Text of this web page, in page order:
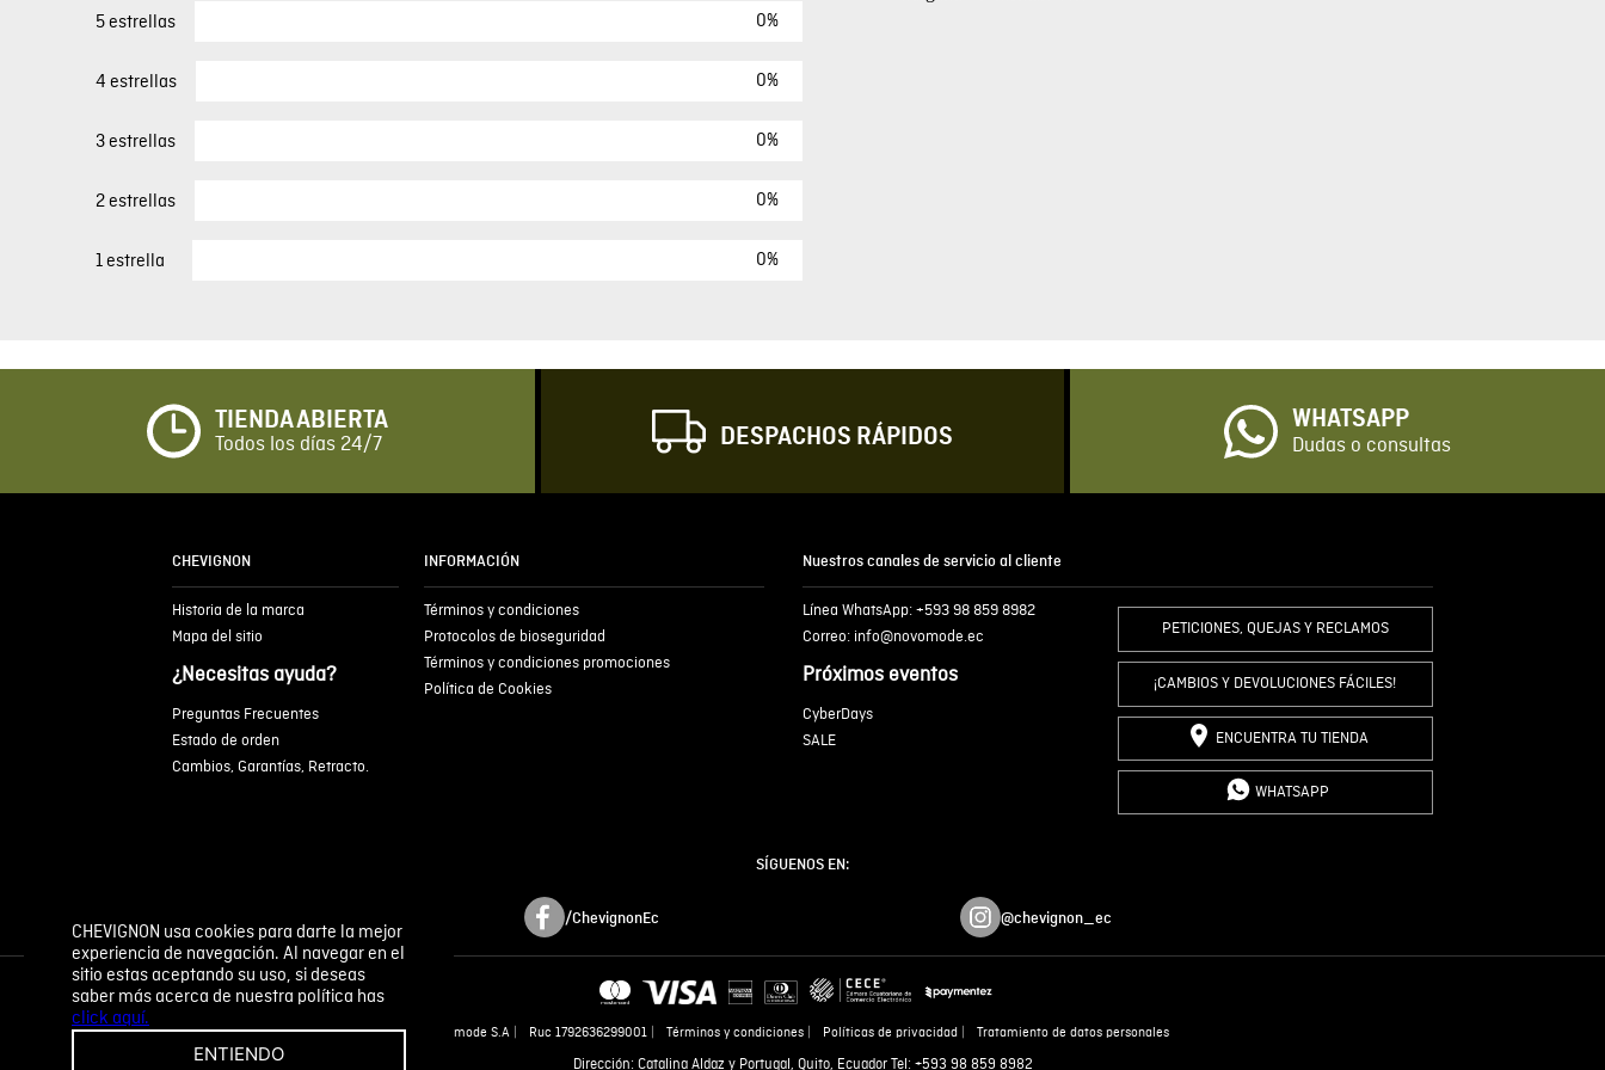
CHEVIGNON usa cookies para darte la mejor
experiencia de navegación. Al navegar en el
sitio estas aceptando su uso, si deseas
saber más acerca de nuestra política has
click aquí.
ENTIENDO
5 estrellas 0%
4 estrellas 0%
3 estrellas 0%
2 estrellas 0%
1 estrella 0%
Escribir comentario
ENVIAR COMENTARIO
TIENDA ABIERTA
Todos los días 24/7 DESPACHOS RÁPIDOS
WHATSAPP
Dudas o consultas
CHEVIGNON
Historia de la marca
Mapa del sitio
¿Necesitas ayuda?
Preguntas Frecuentes
Estado de orden
Cambios, Garantías, Retracto.
INFORMACIÓN
Términos y condiciones
Protocolos de bioseguridad
Términos y condiciones promociones
Política de Cookies
Nuestros canales de servicio al cliente
Línea WhatsApp: +593 98 859 8982
Correo: info@novomode.ec
Próximos eventos
CyberDays
SALE
PETICIONES, QUEJAS Y RECLAMOS
¡CAMBIOS Y DEVOLUCIONES FÁCILES!
ENCUENTRA TU TIENDA
WHATSAPP
SÍGUENOS EN:
/ChevignonEc @chevignon_ec
Novomode S.A Ruc 1792636299001 Términos y condiciones Políticas de privacidad Tratamiento de datos personales
Dirección: Catalina Aldaz y Portugal, Quito, Ecuador Tel: +593 98 859 8982